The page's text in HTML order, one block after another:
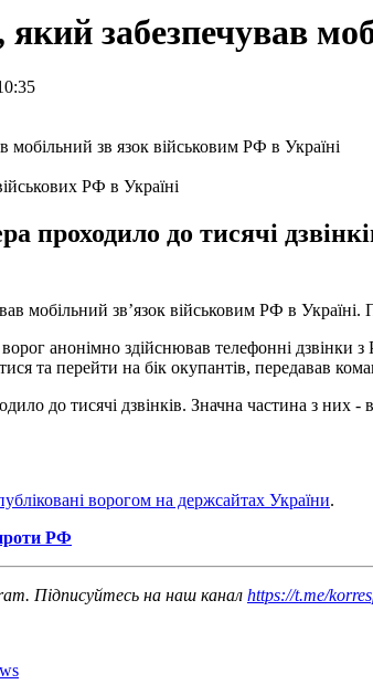
забезпечував
РФ в Україні
проходило до тисячі
мобільний зв’язок військовим РФ в Україні.
анонімно здійснював телефонні
та перейти на бік окупантів, передавав
до тисячі дзвінків. Значна частина з
ворогом на держсайтах України.
РФ
Підписуйтесь на наш канал https://t.me/